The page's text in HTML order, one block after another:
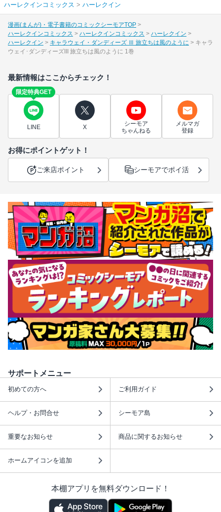
ハーレクインコミックス > ハーレクイン
漫画(まんが)・電子書籍のコミックシーモアTOP
ハーレクインコミックス
ハーレクインコミックス
ハーレクイン
ハーレクイン
キャラウェイ・ダンディーズ Ⅲ 旅立ちは風のように
キャラ
ウェイ･ダンディーズIII 旅立ちは風のように 1巻
最新情報はここからチェック！
限定特典GET
LINE X
シーモア
ちゃんねる
メルマガ
登録
お得にポイントゲット！
ご来店ポイント シーモアでポイ活
サポートメニュー
初めての方へ ご利用ガイド
ヘルプ・お問合せ シーモア島
重要なお知らせ 商品に関するお知らせ
ホームアイコンを追加
本棚アプリを無料ダウンロード！